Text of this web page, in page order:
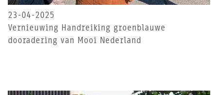
23-04-2025
Vernieuwing Handreiking groenblauwe
dooradering van Mooi Nederland